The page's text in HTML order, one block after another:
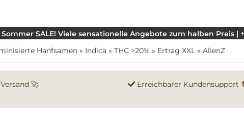
Sommer SALE! Viele sensationelle Angebote zum halben Preis |
Hanfsamen » Indica » THC >20% » Ertrag XXL » AlienZ
🚀 Erreichbarer Kundensupport